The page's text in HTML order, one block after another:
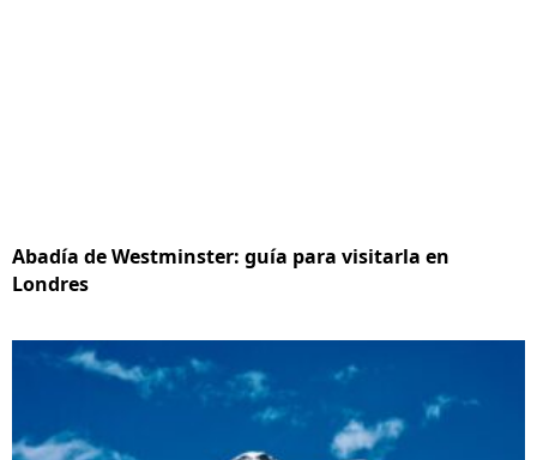
Abadía de Westminster: guía para visitarla en
Londres